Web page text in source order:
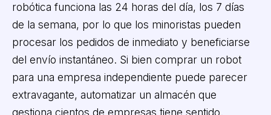
robótica funciona las 24 horas del día, los 7 días
de la semana, por lo que los minoristas pueden
procesar los pedidos de inmediato y beneficiarse
del envío instantáneo. Si bien comprar un robot
para una empresa independiente puede parecer
extravagante, automatizar un almacén que